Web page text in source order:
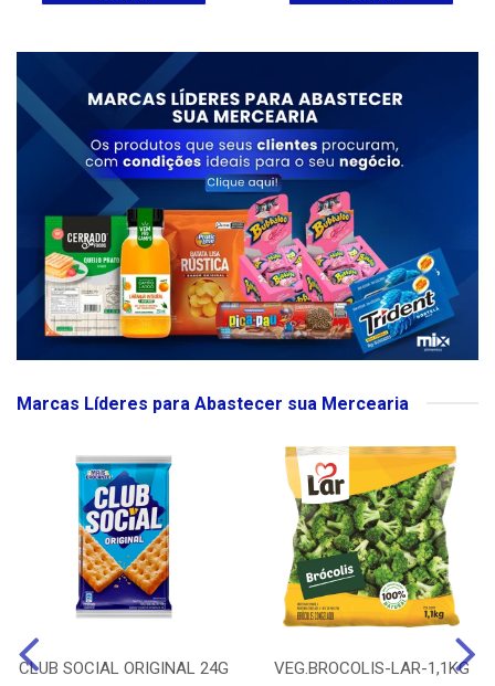
Marcas Líderes para Abastecer sua Mercearia
CLUB SOCIAL ORIGINAL 24G VEG.BROCOLIS-LAR-1,1KG